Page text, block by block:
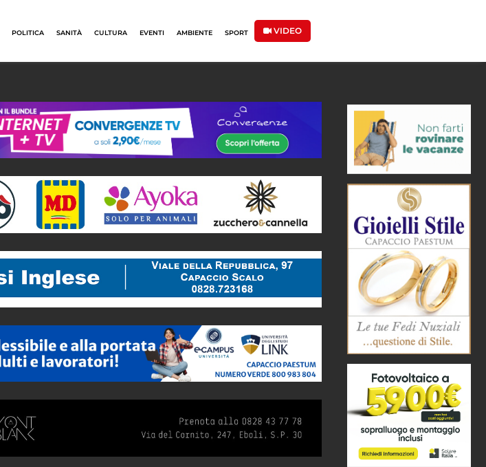
POLITICA SANITÀ CULTURA EVENTI AMBIENTE SPORT VIDEO